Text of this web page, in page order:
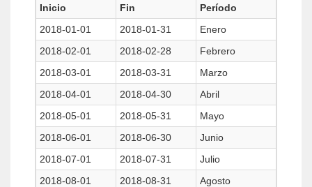
Inicio Fin
Período
2018-01-01
2018-01-31
Enero
2018-02-01
2018-02-28
Febrero
2018-03-01
2018-03-31
Marzo
2018-04-01
2018-04-30
Abril
2018-05-01
2018-05-31
Mayo
2018-06-01
2018-06-30
Junio
2018-07-01
2018-07-31
Julio
2018-08-01
2018-08-31
Agosto